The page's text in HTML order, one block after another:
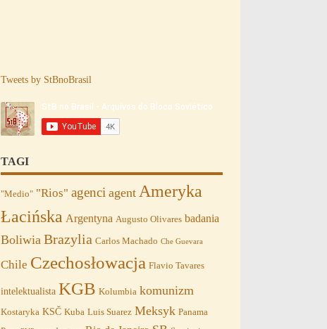
Tweets by StBnoBrasil
TAGI
"Medio" "Rios" agenci agent Ameryka
Łacińska Argentyna Augusto Olivares badania
Boliwia Brazylia Carlos Machado Che Guevara
Chile Czechosłowacja Flavio Tavares
intelektualista KGB Kolumbia komunizm
Kostaryka KSČ Kuba Luis Suarez Meksyk Panama